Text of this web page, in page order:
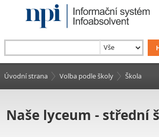
Úvodní strana Volba podle školy Škola
Naše lyceum - střední